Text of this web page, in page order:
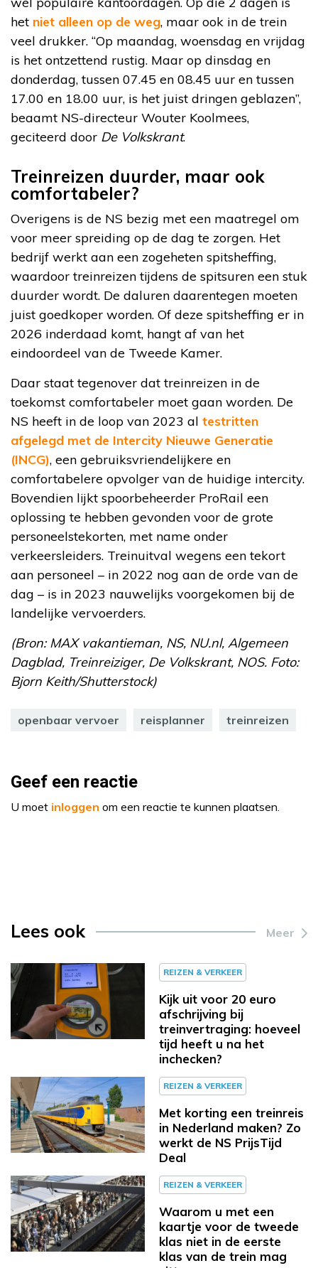
het niet alleen op de weg, maar ook in de trein
veel drukker. “Op maandag, woensdag en vrijdag
is het ontzettend rustig. Maar op dinsdag en
donderdag, tussen 07.45 en 08.45 uur en tussen
17.00 en 18.00 uur, is het juist dringen geblazen”,
beaamt NS-directeur Wouter Koolmees,
geciteerd door De Volkskrant.
Treinreizen duurder, maar ook
comfortabeler?
Overigens is de NS bezig met een maatregel om
voor meer spreiding op de dag te zorgen. Het
bedrijf werkt aan een zogeheten spitsheffing,
waardoor treinreizen tijdens de spitsuren een stuk
duurder wordt. De daluren daarentegen moeten
juist goedkoper worden. Of deze spitsheffing er in
2026 inderdaad komt, hangt af van het
eindoordeel van de Tweede Kamer.
Daar staat tegenover dat treinreizen in de
toekomst comfortabeler moet gaan worden. De
NS heeft in de loop van 2023 al testritten
afgelegd met de Intercity Nieuwe Generatie
(INCG), een gebruiksvriendelijkere en
comfortabelere opvolger van de huidige intercity.
Bovendien lijkt spoorbeheerder ProRail een
oplossing te hebben gevonden voor de grote
personeelstekorten, met name onder
verkeersleiders. Treinuitval wegens een tekort
aan personeel – in 2022 nog aan de orde van de
dag – is in 2023 nauwelijks voorgekomen bij de
landelijke vervoerders.
(Bron: MAX vakantieman, NS, NU.nl, Algemeen
Dagblad, Treinreiziger, De Volkskrant, NOS. Foto:
Bjorn Keith/Shutterstock)
openbaar vervoer reisplanner treinreizen
Geef een reactie
U moet inloggen om een reactie te kunnen plaatsen.
Lees ook Meer
REIZEN & VERKEER
Kijk uit voor 20 euro
afschrijving bij
treinvertraging: hoeveel
tijd heeft u na het
inchecken?
REIZEN & VERKEER
Met korting een treinreis
in Nederland maken? Zo
werkt de NS PrijsTijd
Deal
REIZEN & VERKEER
Waarom u met een
kaartje voor de tweede
klas niet in de eerste
klas van de trein mag